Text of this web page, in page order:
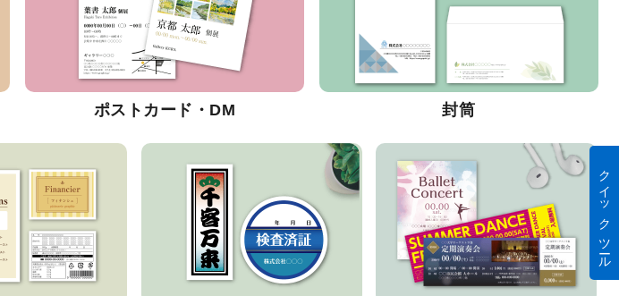
ポストカード・DM 封筒
クイック ツール